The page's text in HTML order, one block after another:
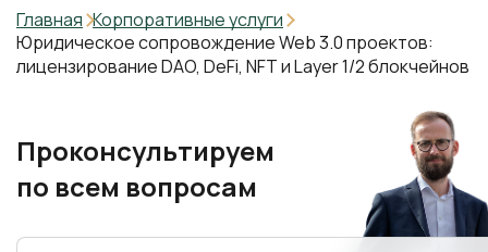
Главная Корпоративные услуги
Юридическое сопровождение Web 3.0 проектов:
лицензирование DAO, DeFi, NFT и Layer 1/2 блокчейнов
Проконсультируем
по всем вопросам